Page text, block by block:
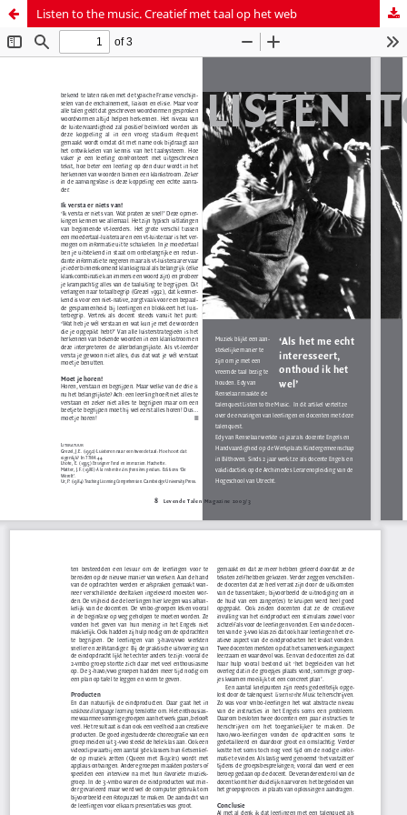
Listen to the music. Creatief met taal op het web